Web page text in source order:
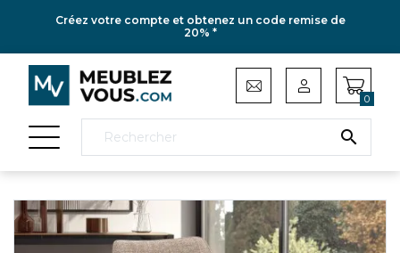
Créez votre compte et obtenez un code remise de
20% *

0